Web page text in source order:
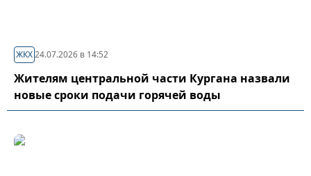
ЖКХ24.07.2026 в 14:52
Жителям центральной части Кургана назвали
новые сроки подачи горячей воды